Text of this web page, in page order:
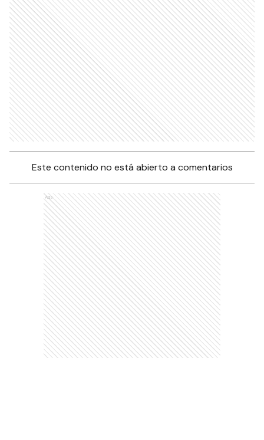
Este contenido no está abierto a comentarios
Ads